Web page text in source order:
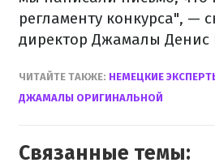
регламенту конкурса", —
директор Джамалы Денис
ЧИТАЙТЕ ТАКЖЕ: НЕМЕЦКИЕ
ДЖАМАЛЫ ОРИГИНАЛЬНОЙ
Связанные темы: